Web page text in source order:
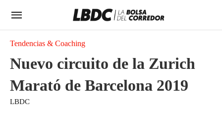
Tendencias & Coaching
Nuevo circuito de la Zurich
Marató de Barcelona 2019
LBDC